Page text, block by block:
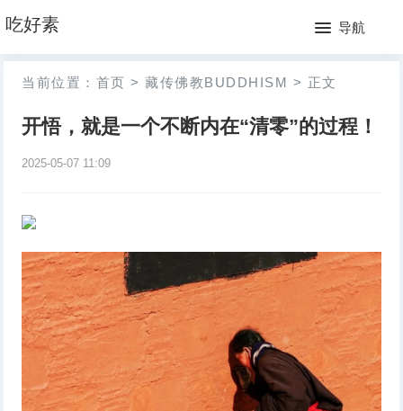
吃好素 导航
网
站
月
当前位置： 首页 > 藏传佛教BUDDHISM > 正文
开悟，就是一个不断内在“清零”的过程！
2025-05-07 11:09